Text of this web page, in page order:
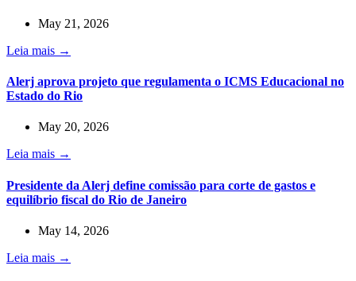
May 21, 2026
Leia mais →
Alerj aprova projeto que regulamenta o ICMS Educacional no
Estado do Rio
May 20, 2026
Leia mais →
Presidente da Alerj define comissão para corte de gastos e
equilíbrio fiscal do Rio de Janeiro
May 14, 2026
Leia mais →